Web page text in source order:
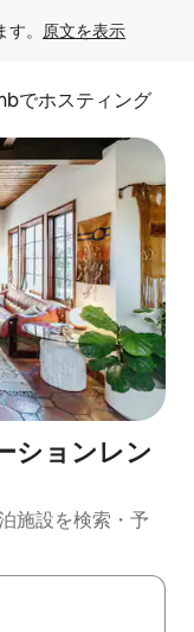
。 原文を表示
でホスティング
ションレン
施設を検索・予
を使って移動するか